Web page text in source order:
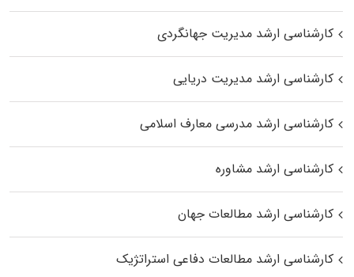
کارشناسی ارشد مدیریت جهانگردی
کارشناسی ارشد مدیریت دریایی
کارشناسی ارشد مدرسی معارف اسلامی
کارشناسی ارشد مشاوره
کارشناسی ارشد مطالعات جهان
کارشناسی ارشد مطالعات دفاعی استراتژیک